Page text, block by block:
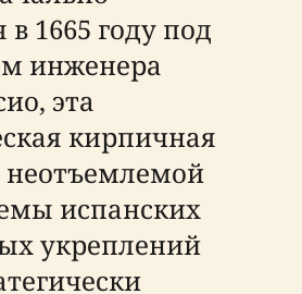
1665 году под
инженера
эта
кирпичная
испанских
укреплений